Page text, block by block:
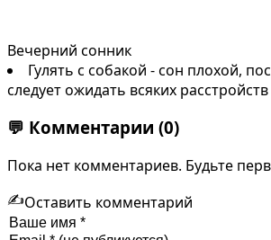
Вечерний сонник
Гулять с собакой - сон плохой,
следует ожидать всяких
💬 Комментарии (0)
Пока нет комментариев. Будьте
✍️Оставить комментарий